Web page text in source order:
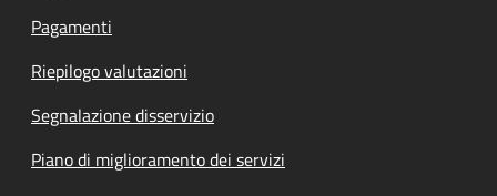
Pagamenti
Riepilogo valutazioni
Segnalazione disservizio
Piano di miglioramento dei servizi